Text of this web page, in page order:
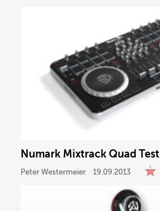
Numark Mixtrack Quad Test
Peter Westermeier 19.09.2013